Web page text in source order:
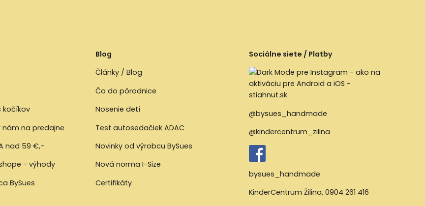
kočíkov
nám na predajne
nad 59 €,-
- výhody
BySues
Blog
Články / Blog
Čo do pôrodnice
Nosenie detí
Test autosedačiek ADAC
Novinky od výrobcu BySues
Nová norma I-Size
Certifikáty
Sociálne siete / Platby
@bysues_handmade
@kindercentrum_zilina
bysues_handmade
KinderCentrum Žilina,0904 261 416